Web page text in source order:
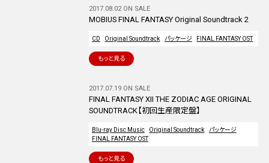
2017.08.02 ON SALE
MOBIUS FINAL FANTASY Original Soundtrack 2
CD Original Soundtrack パッケージ FINAL FANTASY OST
もっと見る
2017.07.19 ON SALE
FINAL FANTASY XII THE ZODIAC AGE ORIGINAL
SOUNDTRACK【初回生産限定盤】
Blu-ray Disc Music Original Soundtrack
パッケージ
FINAL FANTASY OST
もっと見る